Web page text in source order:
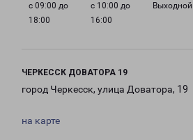
с 09:00 до
18:00
с 10:00 до
16:00
Выходной
ЧЕРКЕССК ДОВАТОРА 19
город Черкесск, улица Доватора, 19
на карте